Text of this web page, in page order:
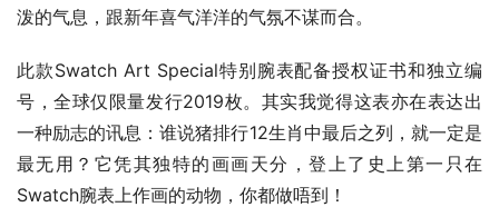
泼的气息，跟新年喜气洋洋的气氛不谋而合。
此款Swatch Art Special特别腕表配备授权证书和独立编
号，全球仅限量发行2019枚。其实我觉得这表亦在表达出
一种励志的讯息：谁说猪排行12生肖中最后之列，就一定是
最无用？它凭其独特的画画天分，登上了史上第一只在
Swatch腕表上作画的动物，你都做唔到！